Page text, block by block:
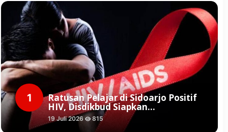
1 Ratusan Pelajar di Sidoarjo Positif
HIV, Disdikbud Siapkan…
19 Juli 2026 815